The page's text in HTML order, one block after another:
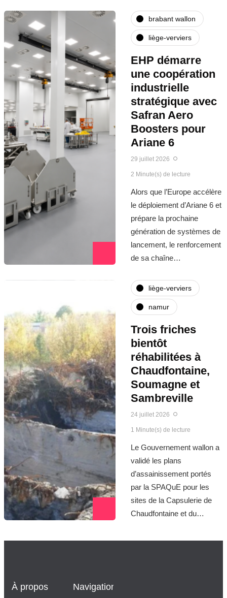
brabant wallon
liège-verviers
EHP démarre
une coopération
industrielle
stratégique avec
Safran Aero
Boosters pour
Ariane 6
29 juillet 2026
2 Minute(s) de lecture
Alors que l’Europe accélère
le déploiement d’Ariane 6 et
prépare la prochaine
génération de systèmes de
lancement, le renforcement
de sa chaîne…
liège-verviers
namur
Trois friches
bientôt
réhabilitées à
Chaudfontaine,
Soumagne et
Sambreville
24 juillet 2026
1 Minute(s) de lecture
Le Gouvernement wallon a
validé les plans
d’assainissement portés
par la SPAQuE pour les
sites de la Capsulerie de
Chaudfontaine et du…
À propos Navigation